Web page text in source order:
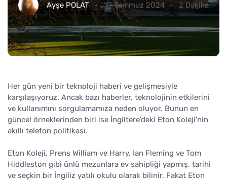
Ayşe POLAT 10 Temmuz 2024 2 Dakika
Her gün yeni bir teknoloji haberi ve gelişmesiyle
karşılaşıyoruz. Ancak bazı haberler, teknolojinin etkilerini
ve kullanımını sorgulamamıza neden oluyor. Bunun en
güncel örneklerinden biri ise İngiltere'deki Eton Koleji'nin
akıllı telefon politikası.
Eton Koleji, Prens William ve Harry, Ian Fleming ve Tom
Hiddleston gibi ünlü mezunlara ev sahipliği yapmış, tarihi
ve seçkin bir İngiliz yatılı okulu olarak bilinir. Fakat Eton